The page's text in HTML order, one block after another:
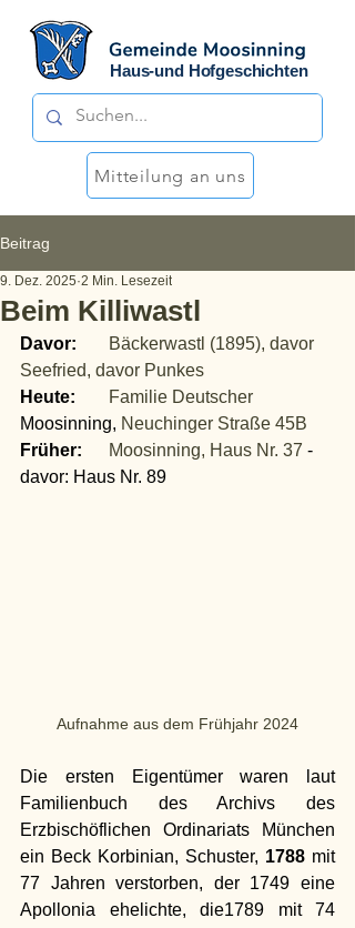
Haus-und Hofgeschichten
Mitteilung an uns
Beitrag
Beim Killiwastl
9. Dez. 2025 2 Min. Lesezeit
Davor:
Bäckerwastl (1895), davor
Seefried, davor Punkes
Heute:
Familie Deutscher
Moosinning, Neuchinger Straße 45B
Früher:
Moosinning, Haus Nr. 37 -
davor: Haus Nr. 89
Aufnahme aus dem Frühjahr 2024
Die ersten Eigentümer waren laut
Familienbuch des Archivs des
Erzbischöflichen Ordinariats München
ein Beck Korbinian, Schuster, 1788 mit
77 Jahren verstorben, der 1749 eine
Apollonia ehelichte, die1789 mit 74